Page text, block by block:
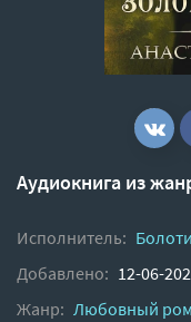
Аудиокнига из
Исполнитель:
Добавлено: 12-06-
Жанр: Любовный